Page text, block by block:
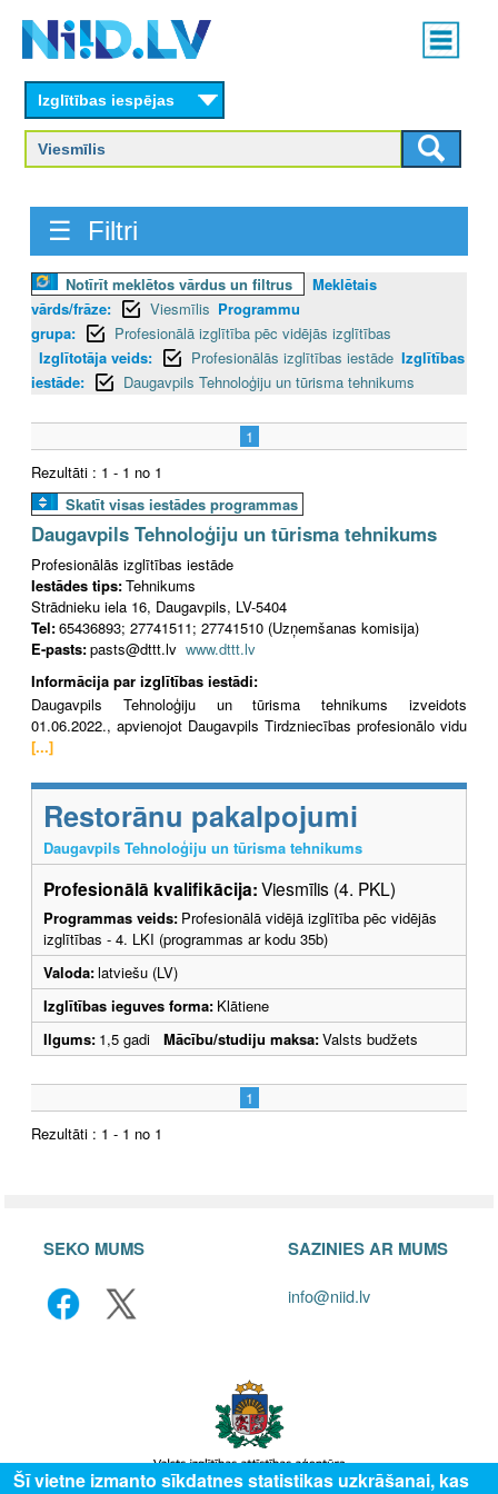
content
Main
menu
Izglītības iespējas
☰ Filtri
Notīrīt meklētos vārdus un filtrus
Meklētais
vārds/frāze:
Viesmīlis Programmu
grupa:
Profesionālā izglītība pēc vidējās izglītības
Izglītotāja veids:
Profesionālās izglītības iestāde Izglītības
iestāde:
Daugavpils Tehnoloģiju un tūrisma tehnikums
1
Rezultāti : 1 - 1 no 1
Skatīt visas iestādes programmas
Daugavpils Tehnoloģiju un tūrisma tehnikums
Profesionālās izglītības iestāde
Iestādes tips:Tehnikums
Strādnieku iela 16, Daugavpils, LV-5404
Tel:65436893; 27741511; 27741510 (Uzņemšanas komisija)
E-pasts:pasts@dttt.lv www.dttt.lv
Informācija par izglītības iestādi:
Daugavpils Tehnoloģiju un tūrisma tehnikums izveidots
01.06.2022., apvienojot Daugavpils Tirdzniecības profesionālo vidu
[...]
Restorānu pakalpojumi
Daugavpils Tehnoloģiju un tūrisma tehnikums
Profesionālā kvalifikācija:Viesmīlis (4. PKL)
Programmas veids: Profesionālā vidējā izglītība pēc vidējās
izglītības - 4. LKI (programmas ar kodu 35b)
Valoda:latviešu (LV)
Izglītības ieguves forma: Klātiene
Ilgums: 1,5 gadi Mācību/studiju maksa:Valsts budžets
1
Rezultāti : 1 - 1 no 1
SEKO MUMS SAZINIES AR MUMS
info@niid.lv
Šī vietne izmanto sīkdatnes statistikas uzkrāšanai, kas